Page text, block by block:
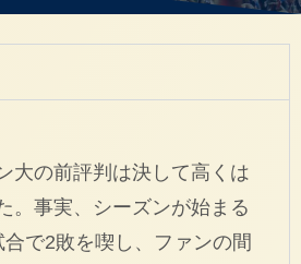
大の前評判は決して高くは
。事実、シーズンが始まる
で2敗を喫し、ファンの間